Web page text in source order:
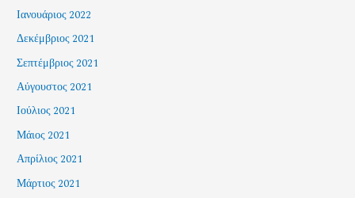
Ιανουάριος 2022
Δεκέμβριος 2021
Σεπτέμβριος 2021
Αύγουστος 2021
Ιούλιος 2021
Μάιος 2021
Απρίλιος 2021
Μάρτιος 2021